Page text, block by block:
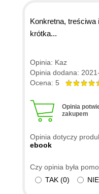
Konkretna,
krótka...
Opinia: Kaz
Opinia dodana:
Ocena: 5
Opinia
zakupem
Opinia dotyczy
ebook
Czy opinia była
TAK (0) NIE